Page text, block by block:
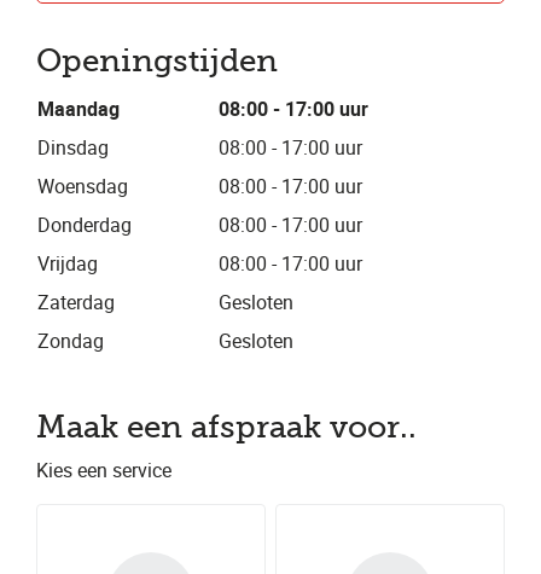
Maak een afspraak voor..
Kies een service
Openingstijden
Maandag
08:00 - 17:00 uur
Dinsdag
08:00 - 17:00 uur
Woensdag
08:00 - 17:00 uur
Donderdag
08:00 - 17:00 uur
Vrijdag
08:00 - 17:00 uur
Zaterdag
Gesloten
Zondag
Gesloten